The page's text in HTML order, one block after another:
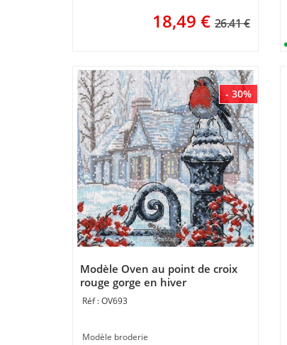
18,49 € 26.41 €
- 30%
Modèle Oven au point de croix
rouge gorge en hiver
OV693
Modèle broderie